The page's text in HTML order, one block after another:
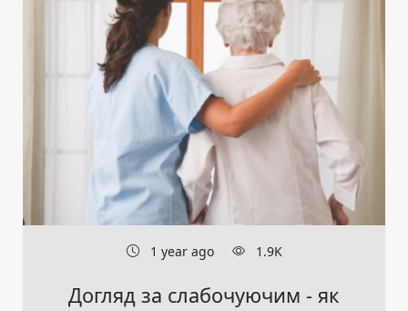
1 year ago 1.9K
Догляд за слабочуючим - як